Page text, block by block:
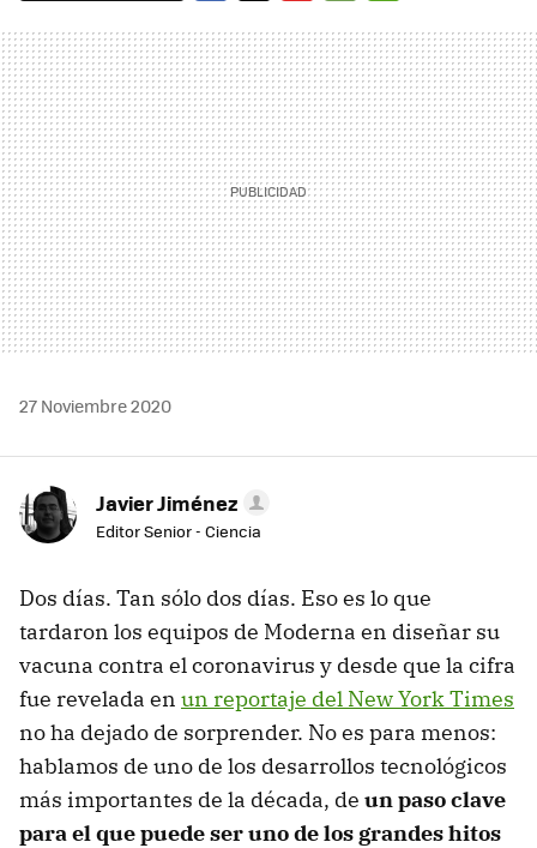
MAIL
27 Noviembre 2020
Javier Jiménez
Editor Senior - Ciencia
Dos días. Tan sólo dos días. Eso es lo que
tardaron los equipos de Moderna en diseñar su
vacuna contra el coronavirus y desde que la cifra
fue revelada en un reportaje del New York Times
no ha dejado de sorprender. No es para menos:
hablamos de uno de los desarrollos tecnológicos
más importantes de la década, de un paso clave
para el que puede ser uno de los grandes hitos